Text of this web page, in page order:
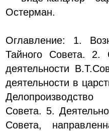
Остерман.
Оглавление: 1.
Тайного Совета. 2.
деятельности
деятельности в
Совета. 5.
Совета,